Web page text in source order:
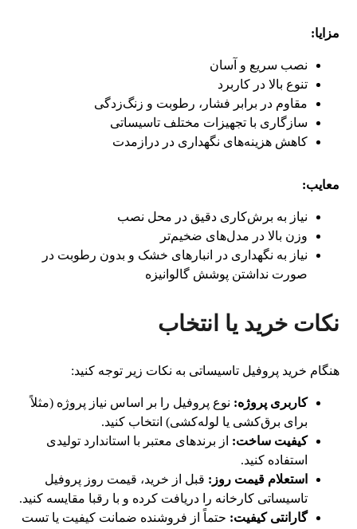
مزایا:
نصب سریع و آسان
تنوع بالا در کاربرد
مقاوم در برابر فشار، رطوبت و زنگ‌زدگی
سازگاری با تجهیزات مختلف تاسیساتی
کاهش هزینه‌های نگهداری در درازمدت
معایب:
نیاز به برش‌کاری دقیق در محل نصب
وزن بالا در مدل‌های ضخیم‌تر
نیاز به نگهداری در انبارهای خشک و بدون رطوبت در
صورت نداشتن پوشش گالوانیزه
نکات خرید یا انتخاب
هنگام خرید پروفیل تاسیساتی به نکات زیر توجه کنید:
کاربری پروژه: نوع پروفیل را بر اساس نیاز پروژه (مثلاً
برای برق‌کشی یا لوله‌کشی) انتخاب کنید.
کیفیت ساخت: از برندهای معتبر با استاندارد تولیدی
استفاده کنید.
استعلام قیمت روز: قبل از خرید، قیمت روز پروفیل
تاسیساتی کارخانه را دریافت کرده و با رقبا مقایسه کنید.
گارانتی کیفیت: حتماً از فروشنده ضمانت کیفیت یا تست